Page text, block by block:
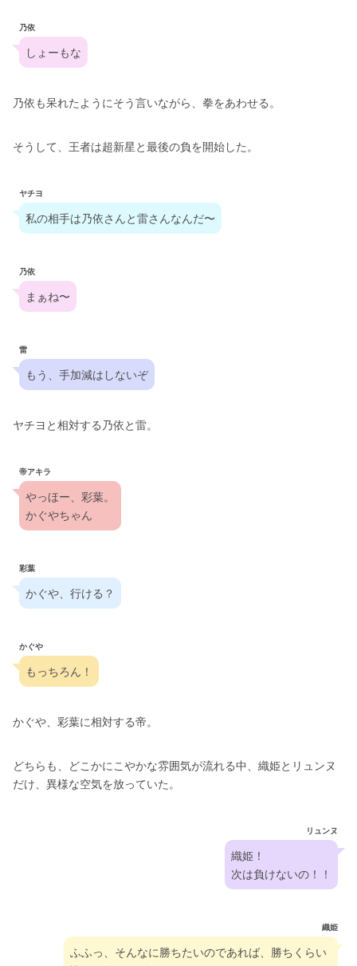
乃依
しょーもな
乃依も呆れたようにそう言いながら、拳をあわせる。
そうして、王者は超新星と最後の負を開始した。
ヤチヨ
私の相手は乃依さんと雷さんなんだ〜
乃依
まぁね〜
雷
もう、手加減はしないぞ
ヤチヨと相対する乃依と雷。
帝アキラ
やっほー、彩葉。
かぐやちゃん
彩葉
かぐや、行ける？
かぐや
もっちろん！
かぐや、彩葉に相対する帝。
どちらも、どこかにこやかな雰囲気が流れる中、織姫とリュンヌ
だけ、異様な空気を放っていた。
リュンヌ
織姫！
次は負けないの！！
織姫
ふふっ、そんなに勝ちたいのであれば、勝ちくらい